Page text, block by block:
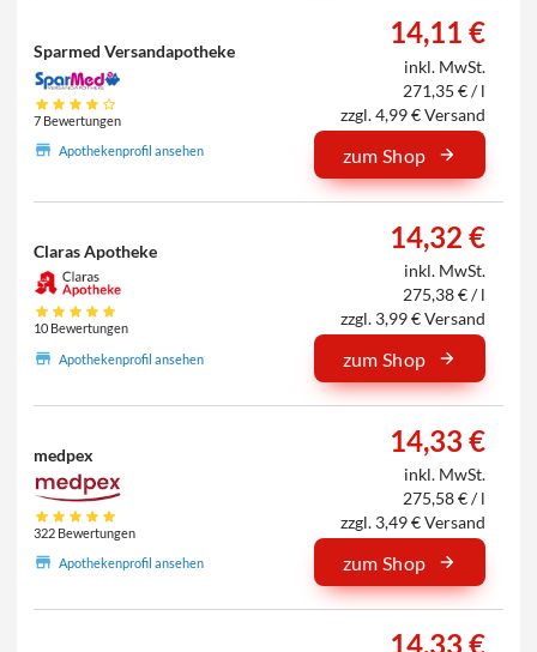
Sparmed Versandapotheke
7 Bewertungen
Apothekenprofil ansehen
14,11 €
inkl. MwSt.
271,35 € / l
zzgl. 4,99 € Versand
zum Shop
Claras Apotheke
10 Bewertungen
Apothekenprofil ansehen
14,32 €
inkl. MwSt.
275,38 € / l
zzgl. 3,99 € Versand
zum Shop
medpex
322 Bewertungen
Apothekenprofil ansehen
14,33 €
inkl. MwSt.
275,58 € / l
zzgl. 3,49 € Versand
zum Shop
14,33 €